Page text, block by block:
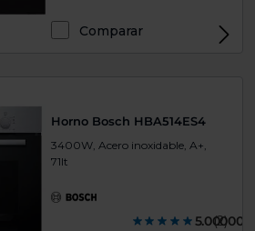
Comparar
Horno Bosch HBA514ES4
3400W, Acero inoxidable, A+,
71lt
(2)